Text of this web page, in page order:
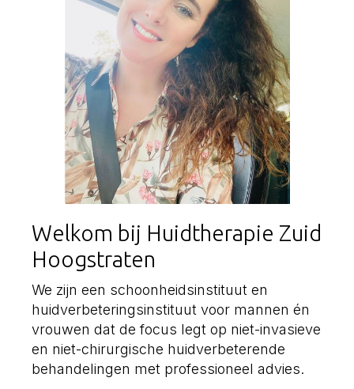
Welkom bij Huidtherapie Zuid
Hoogstraten
We zijn een schoonheidsinstituut en
huidverbeteringsinstituut voor mannen én
vrouwen dat de focus legt op niet-invasieve
en niet-chirurgische huidverbeterende
behandelingen met professioneel advies.